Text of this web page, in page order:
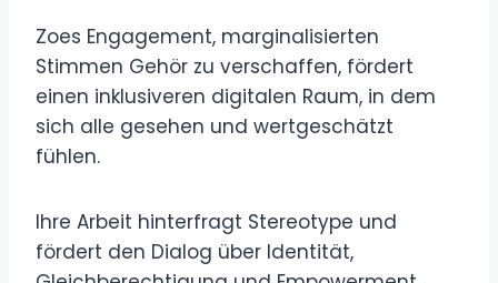
Zoes Engagement, marginalisierten
Stimmen Gehör zu verschaffen, fördert
einen inklusiveren digitalen Raum, in dem
sich alle gesehen und wertgeschätzt
fühlen.
Ihre Arbeit hinterfragt Stereotype und
fördert den Dialog über Identität,